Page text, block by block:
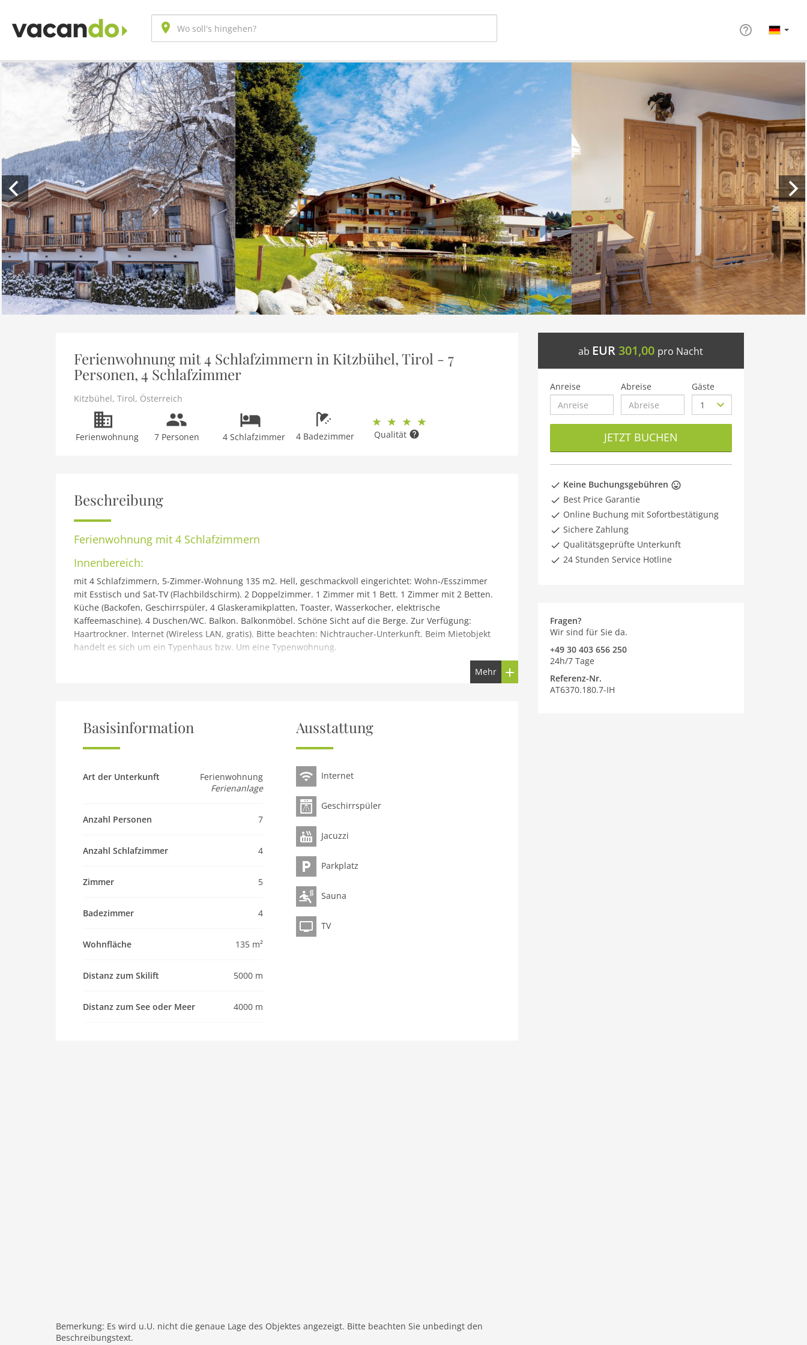
Ferienwohnung mit 4 Schlafzimmern in Kitzbühel, Tirol - 7
Personen, 4 Schlafzimmer
Kitzbühel, Tirol, Österreich
Ferienwohnung 7 Personen 4 Schlafzimmer 4 Badezimmer Qualität
Beschreibung
Ferienwohnung mit 4 Schlafzimmern
Innenbereich:
mit 4 Schlafzimmern, 5-Zimmer-Wohnung 135 m2. Hell, geschmackvoll eingerichtet: Wohn-/Esszimmer
mit Esstisch und Sat-TV (Flachbildschirm). 2 Doppelzimmer. 1 Zimmer mit 1 Bett. 1 Zimmer mit 2 Betten.
Küche (Backofen, Geschirrspüler, 4 Glaskeramikplatten, Toaster, Wasserkocher, elektrische
Kaffeemaschine). 4 Duschen/WC. Balkon. Balkonmöbel. Schöne Sicht auf die Berge. Zur Verfügung:
Haartrockner. Internet (Wireless LAN, gratis). Bitte beachten: Nichtraucher-Unterkunft. Beim Mietobjekt
handelt es sich um ein Typenhaus bzw. Um eine Typenwohnung.
Reith bei Kitzbühel: Moderne Ferienanlage Dorfresort Kitzbühel by AlpsResorts, auf 2 Stockwerken. Im
Ruheraum, Wellnessbereich, Einstellraum für Fahrräder, Skiraum, Zentralheizung. Parkplatz beim Haus.
Supermarkt 500 m, Restaurant 5 m, Bahnstation Kitzbühel Schwarzsee 4 km. Skisportanlagen 5 km,
Kinderskischule 5 km. Bekannte Skigebiete sind gut erreichbar: KitzSki Hahnenkammbahn 6 km,
beachten: Gratis Skibus. Die Mietobjekte können sich in Lage, Größe und Beschaffenheit des Grundstücks
unterscheiden. Direkt ans Resort angebunden: Restaurant Reitherwirt!
Objekt
Wohnfläche 135 m2
Schlafzimmer 4
Badezimmer 4
Spülmaschine
Bergwandern
Mehr
Basisinformation
Art der Unterkunft
Ferienwohnung
Ferienanlage
Anzahl Personen 7
Anzahl Schlafzimmer 4
Zimmer 5
Badezimmer 4
Wohnfläche 135 m²
Distanz zum Skilift 5000 m
Distanz zum See oder Meer 4000 m
Ausstattung
Internet
Geschirrspüler
Jacuzzi
Parkplatz
Sauna
TV
Bemerkung: Es wird u.U. nicht die genaue Lage des Objektes angezeigt. Bitte beachten Sie unbedingt den
Beschreibungstext.
ab EUR 301,00 pro Nacht
Anreise Abreise Gäste
JETZT BUCHEN
Keine Buchungsgebühren
Best Price Garantie
Online Buchung mit Sofortbestätigung
Sichere Zahlung
Qualitätsgeprüfte Unterkunft
24 Stunden Service Hotline
Fragen?
Wir sind für Sie da.
+49 30 403 656 250
24h/7 Tage
Referenz-Nr.
AT6370.180.7-IH